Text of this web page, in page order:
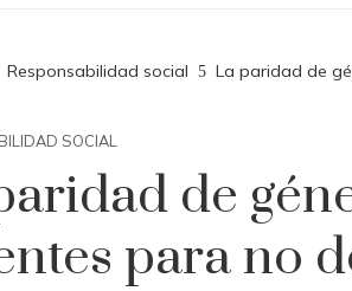
Responsabilidad social La paridad de
SOCIAL
de
para no